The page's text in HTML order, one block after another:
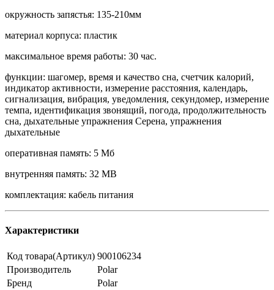
окружность запястья: 135-210мм
материал корпуса: пластик
максимальное время работы: 30 час.
функции: шагомер, время и качество сна, счетчик калорий,
индикатор активности, измерение расстояния, календарь,
сигнализация, вибрация, уведомления, секундомер, измерение
темпа, идентификация звонящий, погода, продолжительность
сна, дыхательные упражнения Серена, упражнения
дыхательные
оперативная память: 5 Мб
внутренняя память: 32 MB
комплектация: кабель питания
Характеристики
Код товара(Артикул) 900106234
Производитель
Polar
Бренд
Polar